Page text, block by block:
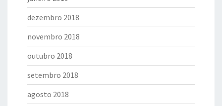
dezembro 2018
novembro 2018
outubro 2018
setembro 2018
agosto 2018